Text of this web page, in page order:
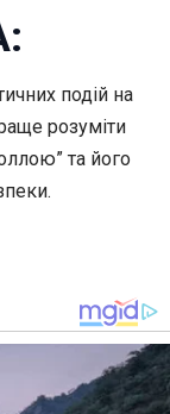
подій на
розуміти
та його